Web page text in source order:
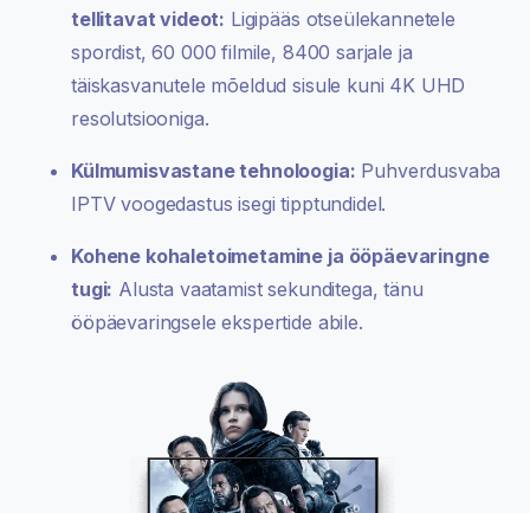
tellitavat videot: Ligipääs otseülekannetele
spordist, 60 000 filmile, 8400 sarjale ja
täiskasvanutele mõeldud sisule kuni 4K UHD
resolutsiooniga.
Külmumisvastane tehnoloogia: Puhverdusvaba
IPTV voogedastus isegi tipptundidel.
Kohene kohaletoimetamine ja ööpäevaringne
tugi: Alusta vaatamist sekunditega, tänu
ööpäevaringsele ekspertide abile.